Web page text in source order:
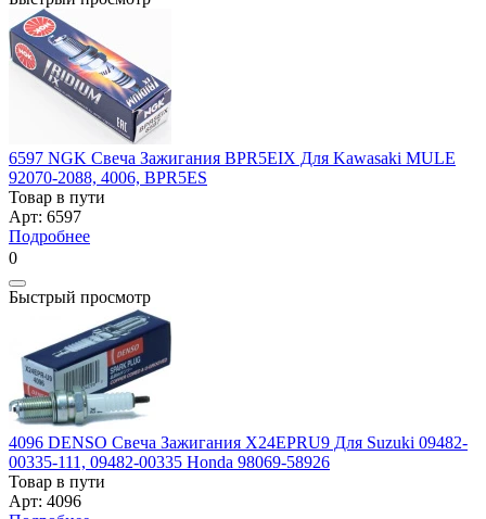
6597 NGK Свеча Зажигания BPR5EIX Для Kawasaki MULE
92070-2088, 4006, BPR5ES
Товар в пути
Арт: 6597
Подробнее
0
Быстрый просмотр
4096 DENSO Свеча Зажигания X24EPRU9 Для Suzuki 09482-
00335-111, 09482-00335 Honda 98069-58926
Товар в пути
Арт: 4096